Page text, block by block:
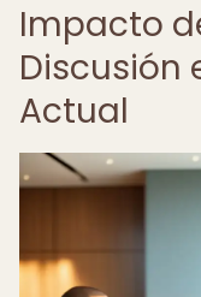
Impacto
Discusión
Actual